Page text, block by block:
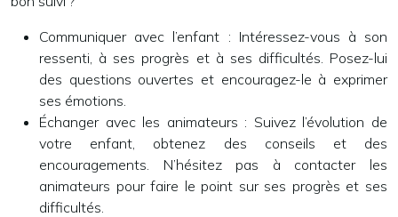
Communiquer avec l’enfant : Intéressez-vous à son
ressenti, à ses progrès et à ses difficultés. Posez-lui
des questions ouvertes et encouragez-le à exprimer
ses émotions.
Échanger avec les animateurs : Suivez l’évolution de
votre enfant, obtenez des conseils et des
encouragements. N’hésitez pas à contacter les
animateurs pour faire le point sur ses progrès et ses
difficultés.